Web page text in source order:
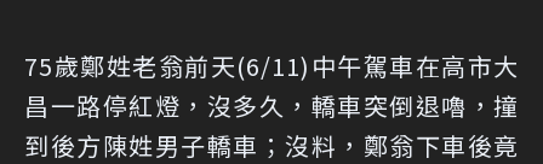
75歲鄭姓老翁前天(6/11)中午駕車在高市大
昌一路停紅燈，沒多久，轎車突倒退嚕，撞
到後方陳姓男子轎車；沒料，鄭翁下車後竟